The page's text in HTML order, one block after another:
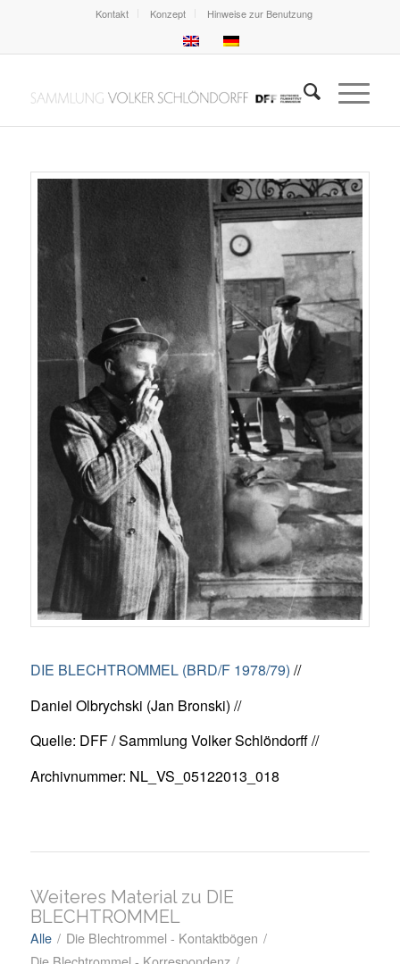
Kontakt Konzept Hinweise zur Benutzung
DIE BLECHTROMMEL (BRD/F 1978/79) //
Daniel Olbrychski (Jan Bronski) //
Quelle: DFF / Sammlung Volker Schlöndorff //
Archivnummer: NL_VS_05122013_018
Weiteres Material zu DIE
BLECHTROMMEL
Alle / Die Blechtrommel - Kontaktbögen /